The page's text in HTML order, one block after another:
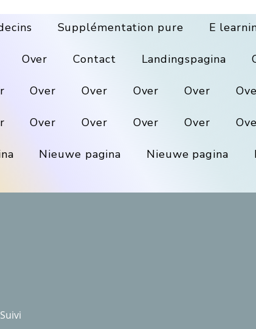
Supplémentation pure E
Over Contact Landingspagina
Over Over Over Over
Over Over Over Over
Nieuwe pagina Nieuwe pagina
Suivi